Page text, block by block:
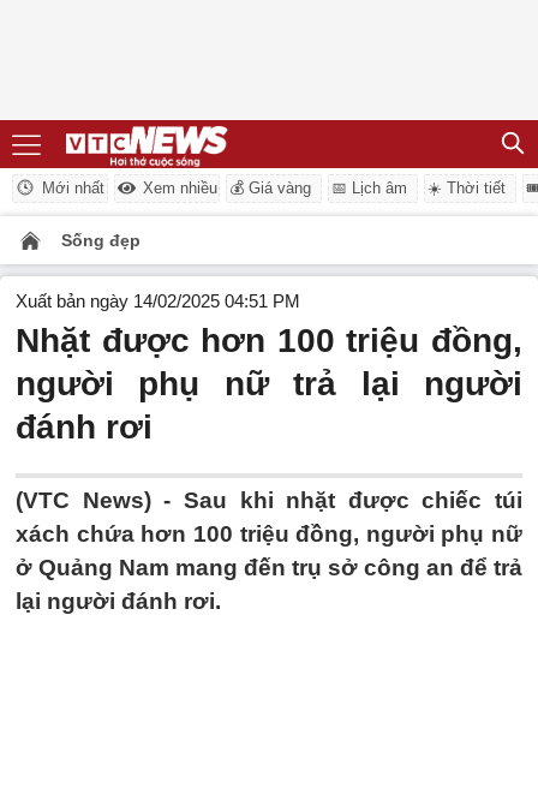
Mới nhất Xem nhiều 💰 Giá vàng 📅 Lịch âm ☀️ Thời tiết
Sống đẹp
Xuất bản ngày 14/02/2025 04:51 PM
Nhặt được hơn 100 triệu đồng,
người phụ nữ trả lại người
đánh rơi
(VTC News) - Sau khi nhặt được chiếc túi
xách chứa hơn 100 triệu đồng, người phụ nữ
ở Quảng Nam mang đến trụ sở công an để trả
lại người đánh rơi.